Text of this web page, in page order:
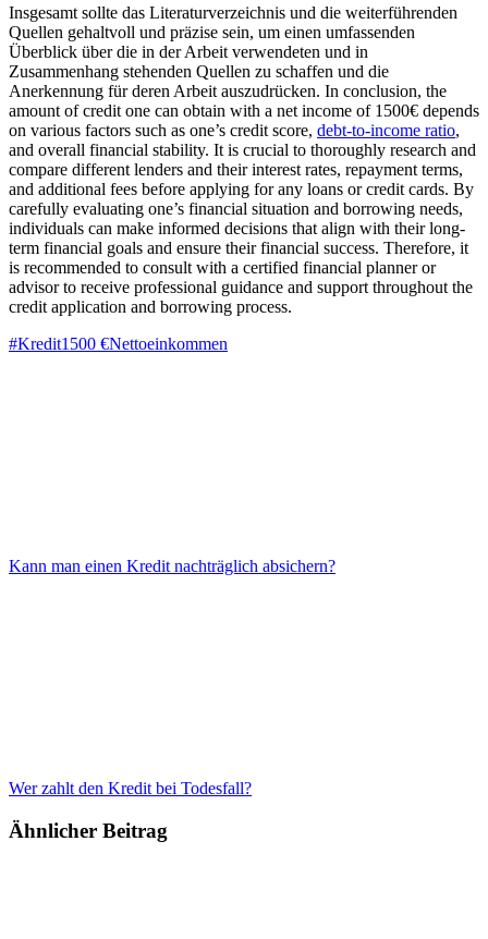
Insgesamt sollte das Literaturverzeichnis und die weiterführenden
Quellen gehaltvoll und präzise sein, um einen umfassenden
Überblick über die in der Arbeit verwendeten und in
Zusammenhang stehenden Quellen zu schaffen und die
Anerkennung für deren Arbeit auszudrücken. In conclusion, the
amount of credit one can obtain with a net income of 1500€ depends
on various factors such as one’s credit score, debt-to-income ratio,
and overall financial stability. It is crucial to thoroughly research and
compare different lenders and their interest rates, repayment terms,
and additional fees before applying for any loans or credit cards. By
carefully evaluating one’s financial situation and borrowing needs,
individuals can make informed decisions that align with their long-
term financial goals and ensure their financial success. Therefore, it
is recommended to consult with a certified financial planner or
advisor to receive professional guidance and support throughout the
credit application and borrowing process.
#Kredit1500 €Nettoeinkommen
Kann man einen Kredit nachträglich absichern?
Wer zahlt den Kredit bei Todesfall?
Ähnlicher Beitrag